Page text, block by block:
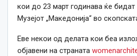
кои до 23 март годинава ќе
Музејот „Македонија“ во
Еве некои од делата кои беа
објавени на страната